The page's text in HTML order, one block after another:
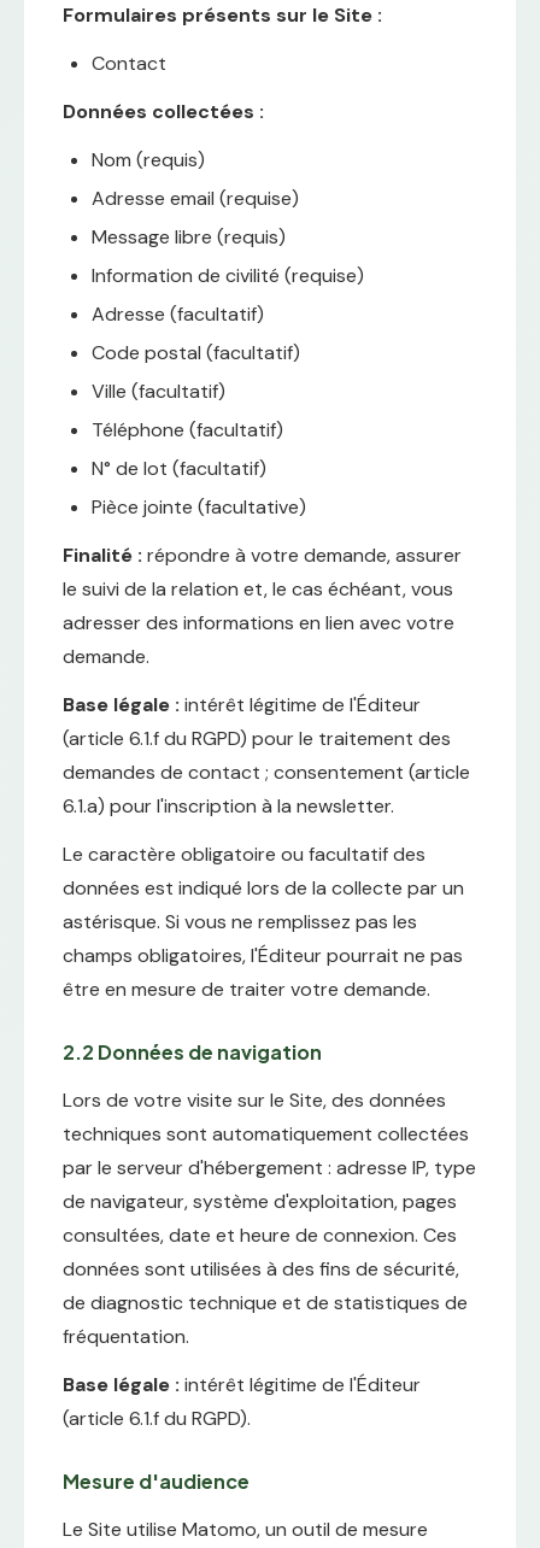
Formulaires présents sur le Site :
Contact
Données collectées :
Nom (requis)
Adresse email (requise)
Message libre (requis)
Information de civilité (requise)
Adresse (facultatif)
Code postal (facultatif)
Ville (facultatif)
Téléphone (facultatif)
N° de lot (facultatif)
Pièce jointe (facultative)
Finalité : répondre à votre demande, assurer
le suivi de la relation et, le cas échéant, vous
adresser des informations en lien avec votre
demande.
Base légale : intérêt légitime de l'Éditeur
(article 6.1.f du RGPD) pour le traitement des
demandes de contact ; consentement (article
6.1.a) pour l'inscription à la newsletter.
Le caractère obligatoire ou facultatif des
données est indiqué lors de la collecte par un
astérisque. Si vous ne remplissez pas les
champs obligatoires, l'Éditeur pourrait ne pas
être en mesure de traiter votre demande.
2.2 Données de navigation
Lors de votre visite sur le Site, des données
techniques sont automatiquement collectées
par le serveur d'hébergement : adresse IP, type
de navigateur, système d'exploitation, pages
consultées, date et heure de connexion. Ces
données sont utilisées à des fins de sécurité,
de diagnostic technique et de statistiques de
fréquentation.
Base légale : intérêt légitime de l'Éditeur
(article 6.1.f du RGPD).
Mesure d'audience
Le Site utilise Matomo, un outil de mesure